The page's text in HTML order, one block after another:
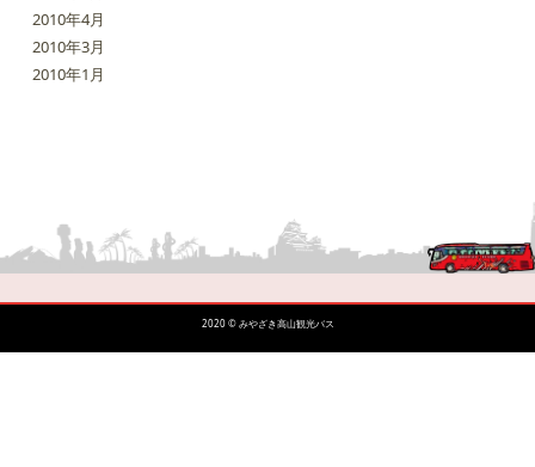
2010年4月
2010年3月
2010年1月
2020 © みやざき高山観光バス